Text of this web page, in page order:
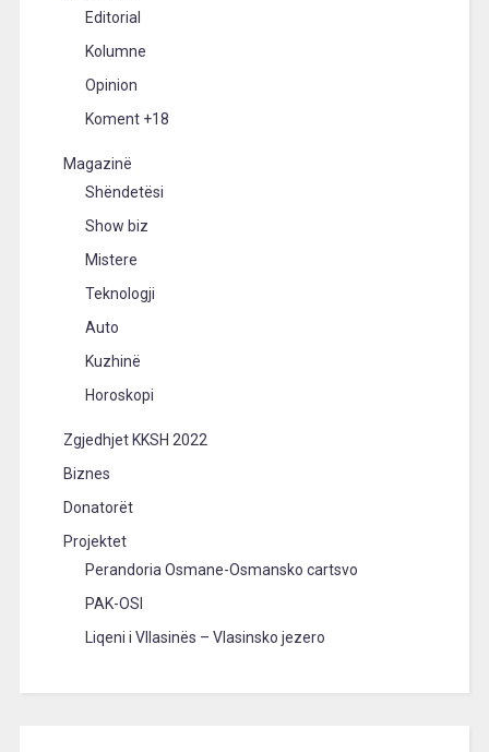
Editorial
Kolumne
Opinion
Koment +18
Magazinë
Shëndetësi
Show biz
Mistere
Teknologji
Auto
Kuzhinë
Horoskopi
Zgjedhjet KKSH 2022
Biznes
Donatorët
Projektet
Perandoria Osmane-Osmansko cartsvo
PAK-OSI
Liqeni i Vllasinës – Vlasinsko jezero